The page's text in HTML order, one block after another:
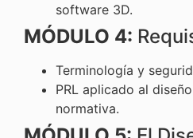
software 3D.
MÓDULO 4:
Terminología y
PRL aplicado al
normativa.